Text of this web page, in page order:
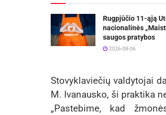
Rugpjūčio 11-ąją
nacionalinės
saugos pratybos
2026-08-06
Stovyklaviečių valdytojai
M. Ivanausko, ši praktika
„Pastebime, kad